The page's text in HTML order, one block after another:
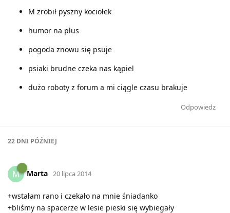
M zrobił pyszny kociołek
humor na plus
pogoda znowu się psuje
psiaki brudne czeka nas kąpiel
dużo roboty z forum a mi ciągle czasu brakuje
Odpowiedz
22 DNI PÓŹNIEJ
M Marta 20 lipca 2014
+wstałam rano i czekało na mnie śniadanko
+bliśmy na spacerze w lesie pieski się wybiegały